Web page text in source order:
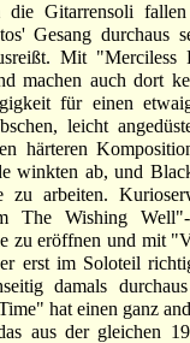
die Gitarrensoli
Gesang durchaus
Mit "Merciless
machen auch dort
für einen
leicht
härteren
winkten ab, und
arbeiten.
The Wishing
zu eröffnen und mit
erst im Soloteil
damals
hat einen ganz
aus der gleichen